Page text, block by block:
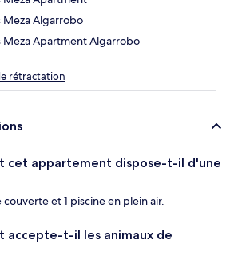
Algarrobo
Meza Apartment Algarrobo
rétractation
cet appartement dispose-t-il d'une
couverte et 1 piscine en plein air.
accepte-t-il les animaux de